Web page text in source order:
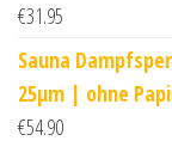
€31.95
Sauna
25µm | ohne
€54.90